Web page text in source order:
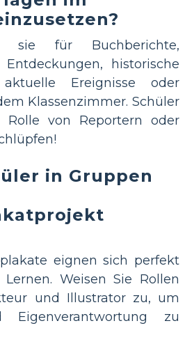
sie für Buchberichte,
Entdeckungen, historische
aktuelle Ereignisse oder
Klassenzimmer. Schüler
von Reportern oder
in Gruppen
eignen sich perfekt
Weisen Sie Rollen
und Illustrator zu, um
Eigenverantwortung zu